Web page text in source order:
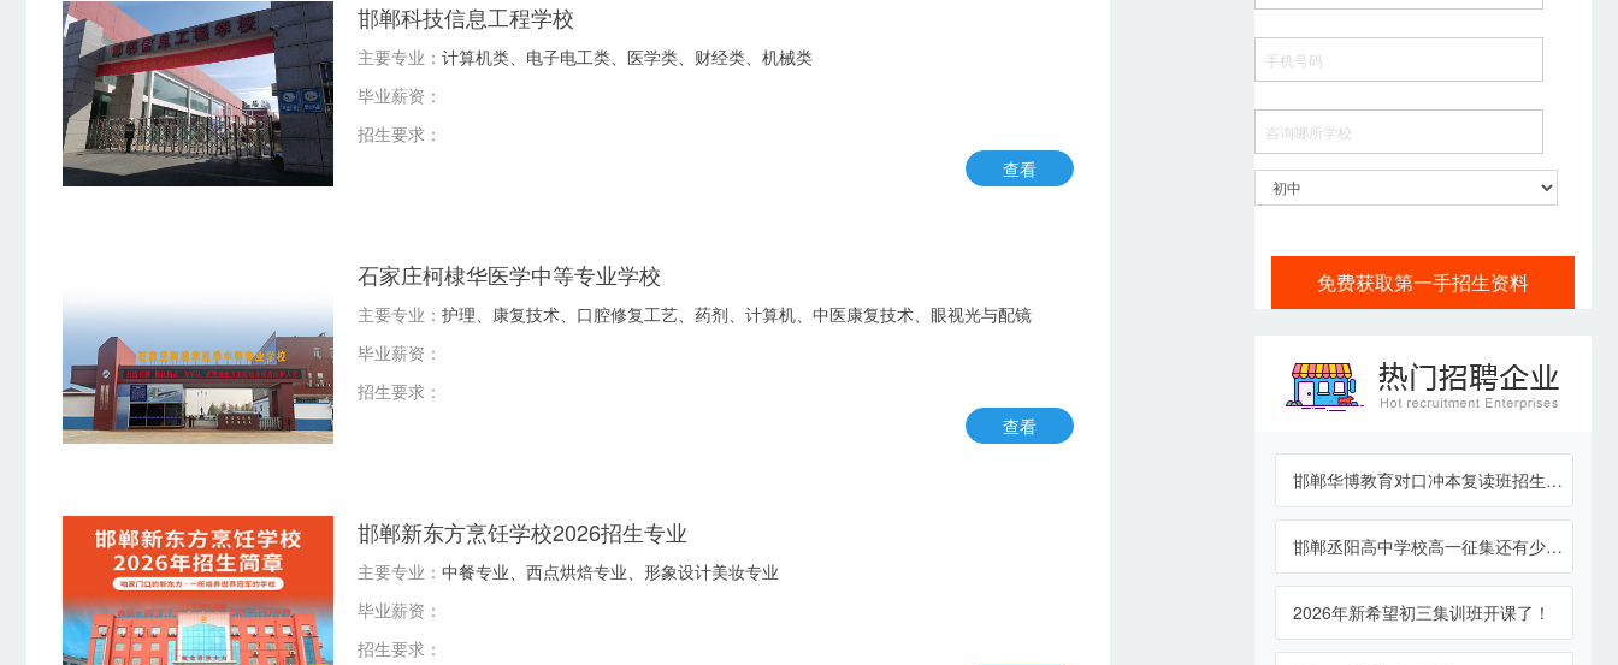
邯郸科技信息工程学校
主要专业： 计算机类、电子电工类、医学类、财经类、机械类
毕业薪资：
招生要求：
查看
石家庄柯棣华医学中等专业学校
主要专业： 护理、康复技术、口腔修复工艺、药剂、计算机、中医康复技术、眼视光与配镜
毕业薪资：
招生要求：
查看
邯郸新东方烹饪学校2026招生专业
主要专业： 中餐专业、西点烘焙专业、形象设计美妆专业
毕业薪资：
招生要求：
免费获取第一手招生资料
邯郸华博教育对口冲本复读班招生报名了...
邯郸丞阳高中学校高一征集还有少量名额
2026年新希望初三集训班开课了！